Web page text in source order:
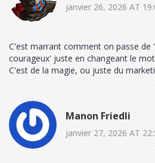
janvier 26, 2026 AT
C'est marrant comment on passe de
courageux' juste en changeant le
C'est de la magie, ou juste du
Manon Friedli
janvier 27, 2026 AT